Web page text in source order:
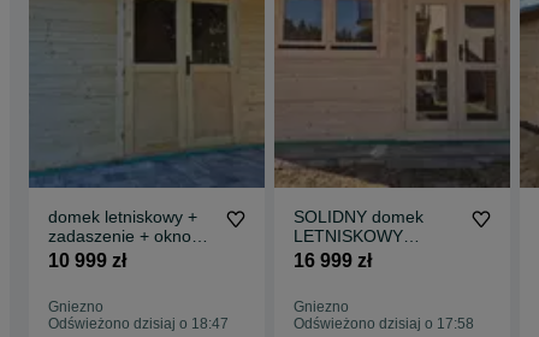
domek letniskowy +
zadaszenie + okno
*4m x 3m* ściany z
10 999 zł
Gniezno
Odświeżono dzisiaj o 18:47
SOLIDNY domek
LETNISKOWY
drewniany 4m x
16 999 zł
Gniezno
Odświeżono dzisiaj o 17:58